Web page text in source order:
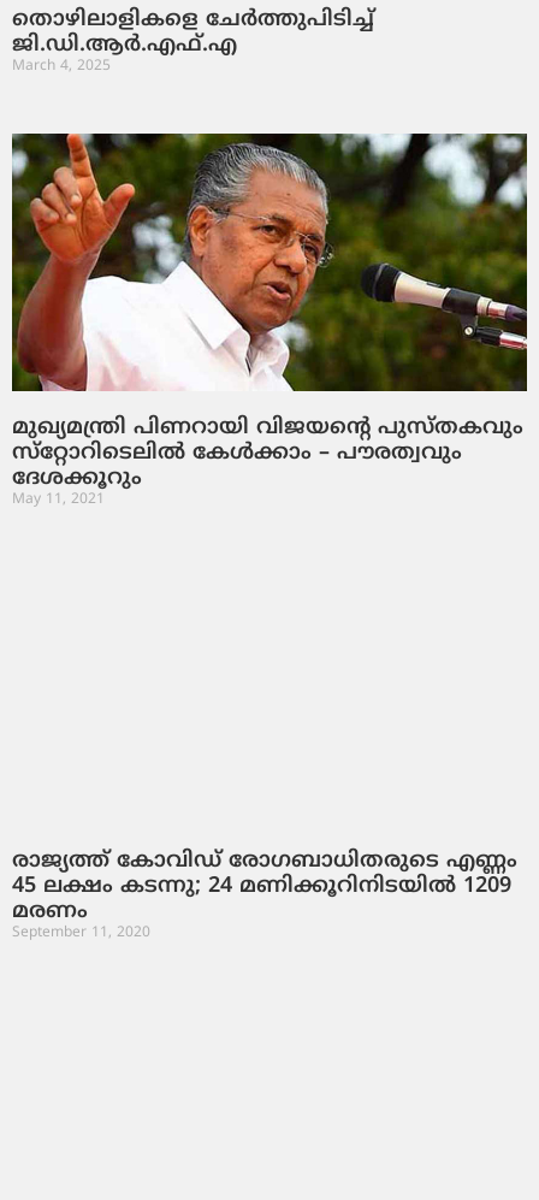
തൊഴിലാളികളെ ചേർത്തുപിടിച്ച്​
ജി.ഡി.ആർ.എഫ്.എ
March 4, 2025
മുഖ്യമന്ത്രി പിണറായി വിജയന്റെ പുസ്തകവും
സ്‌റ്റോറിടെലില്‍ കേള്‍ക്കാം – പൗരത്വവും
ദേശക്കൂറും
May 11, 2021
രാജ്യത്ത് കോവിഡ് രോഗബാധിതരുടെ എണ്ണം
45 ലക്ഷം കടന്നു; 24 മണിക്കൂറിനിടയില്‍ 1209
മരണം
September 11, 2020